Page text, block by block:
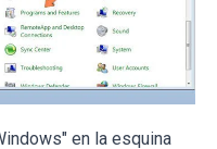
en la esquina